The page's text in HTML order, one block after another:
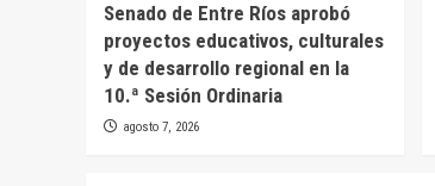
Senado de Entre Ríos aprobó
proyectos educativos, culturales
y de desarrollo regional en la
10.ª Sesión Ordinaria
agosto 7, 2026